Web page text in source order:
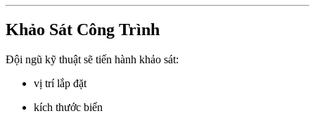
Khảo Sát Công Trình
Đội ngũ kỹ thuật sẽ tiến hành khảo sát:
vị trí lắp đặt
kích thước biển